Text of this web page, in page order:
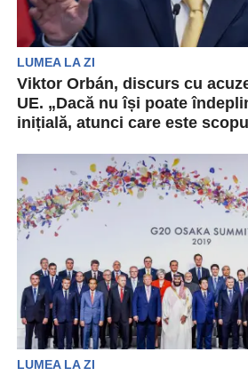
LUMEA LA ZI
Viktor Orbán, discurs cu
UE. „Dacă nu își poate
inițială, atunci care este
performanța orașului
când birocrații de...
LUMEA LA ZI